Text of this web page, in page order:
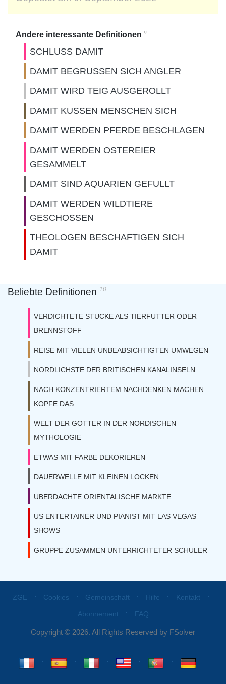
Andere interessante Definitionen 9
SCHLUSS DAMIT
DAMIT BEGRUSSEN SICH ANGLER
DAMIT WIRD TEIG AUSGEROLLT
DAMIT KUSSEN MENSCHEN SICH
DAMIT WERDEN PFERDE BESCHLAGEN
DAMIT WERDEN OSTEREIER
GESAMMELT
DAMIT SIND AQUARIEN GEFULLT
DAMIT WERDEN WILDTIERE
GESCHOSSEN
THEOLOGEN BESCHAFTIGEN SICH
DAMIT
Beliebte Definitionen 10
VERDICHTETE STUCKE ALS TIERFUTTER ODER
BRENNSTOFF
REISE MIT VIELEN UNBEABSICHTIGTEN UMWEGEN
NORDLICHSTE DER BRITISCHEN KANALINSELN
NACH KONZENTRIERTEM NACHDENKEN MACHEN
KOPFE DAS
WELT DER GOTTER IN DER NORDISCHEN
MYTHOLOGIE
ETWAS MIT FARBE DEKORIEREN
DAUERWELLE MIT KLEINEN LOCKEN
UBERDACHTE ORIENTALISCHE MARKTE
US ENTERTAINER UND PIANIST MIT LAS VEGAS
SHOWS
GRUPPE ZUSAMMEN UNTERRICHTETER SCHULER
ZGE ⋅ Cookies ⋅ Gemeinschaft ⋅ Hilfe ⋅ Kontakt ⋅
Abonnement ⋅ FAQ
Copyright © 2026. All Rights Reserved by FSolver
⋅ ⋅ ⋅ ⋅ ⋅